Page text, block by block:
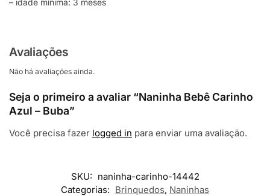
– idade mínima: 3 meses
Avaliações
Não há avaliações ainda.
Seja o primeiro a avaliar “Naninha Bebê Carinho
Azul – Buba”
Você precisa fazer logged in para enviar uma avaliação.
SKU: naninha-carinho-14442
Categorias: Brinquedos, Naninhas